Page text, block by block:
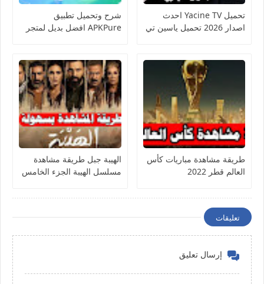
تحميل Yacine TV احدث
اصدار 2026 تحميل ياسين تي
شرح وتحميل تطبيق
APKPure افضل بديل لمتجر
طريقة مشاهدة مباريات كأس
العالم قطر 2022
الهيبة جبل طريقة مشاهدة
مسلسل الهيبة الجزء الخامس
تعليقات
إرسال تعليق